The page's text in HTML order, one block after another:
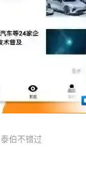
泰伯不错过